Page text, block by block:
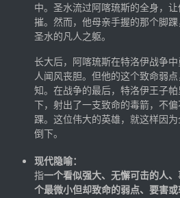
中。圣水流过阿喀琉斯的全身，
摧。然而，他母亲手握的那个脚
圣水的凡人之躯。
长大后，阿喀琉斯在特洛伊战争
人闻风丧胆。但他的这个致命弱
知。在战争的最后，特洛伊王子
下，射出了一支致命的毒箭，不
踝。这位伟大的英雄，就这样因
倒下。
现代隐喻：
指一个看似强大、无懈可击的人
个最微小但却致命的弱点、要害
🎬在线影视
影视导航
星视界
影视无广告
在线影视备用
英美日韩剧
在线影视新增